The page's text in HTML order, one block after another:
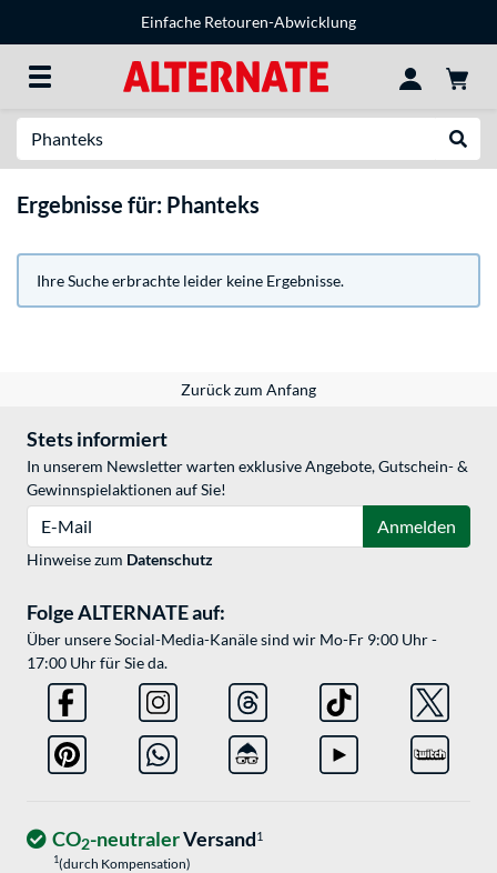
Einfache Retouren-Abwicklung
Ergebnisse für: Phanteks
Ihre Suche erbrachte leider keine Ergebnisse.
Zurück zum Anfang
Stets informiert
In unserem Newsletter warten exklusive Angebote, Gutschein- &
Gewinnspielaktionen auf Sie!
Anmelden
Hinweise zum Datenschutz
Folge ALTERNATE auf:
Über unsere Social-Media-Kanäle sind wir Mo-Fr 9:00 Uhr -
17:00 Uhr für Sie da.
CO2-neutralerVersand1
1(durch Kompensation)